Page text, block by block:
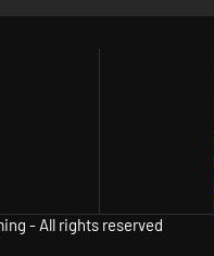
und Farbe, um
- All rights reserved